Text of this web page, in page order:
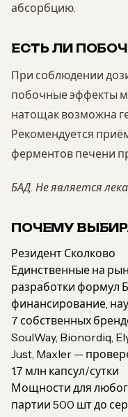
абсорбцию.
ЕСТЬ ЛИ
При соблюдении
побочные эффекты
натощак возможна
Рекомендуется
ферментов печени
БАД. Не является
ПОЧЕМУ
Резидент Сколково
Единственные на
разработки формул
финансирование,
7 собственных
SoulWay, Bionordiq,
Just, Maxler —
1.7 млн капсул/сутки
Мощности для
партии 500 шт до